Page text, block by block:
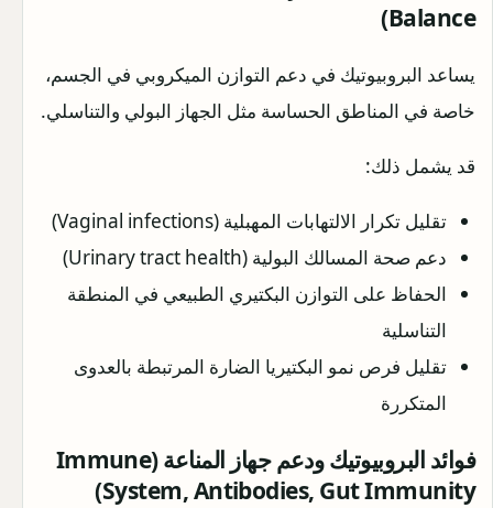
Balance)
يساعد البروبيوتيك في دعم التوازن الميكروبي في الجسم،
خاصة في المناطق الحساسة مثل الجهاز البولي والتناسلي.
قد يشمل ذلك:
تقليل تكرار الالتهابات المهبلية (Vaginal infections)
دعم صحة المسالك البولية (Urinary tract health)
الحفاظ على التوازن البكتيري الطبيعي في المنطقة
التناسلية
تقليل فرص نمو البكتيريا الضارة المرتبطة بالعدوى
المتكررة
فوائد البروبيوتيك ودعم جهاز المناعة (Immune
System, Antibodies, Gut Immunity)